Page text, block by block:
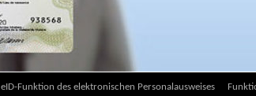
eID-Funktion des elektronischen Personalausweises